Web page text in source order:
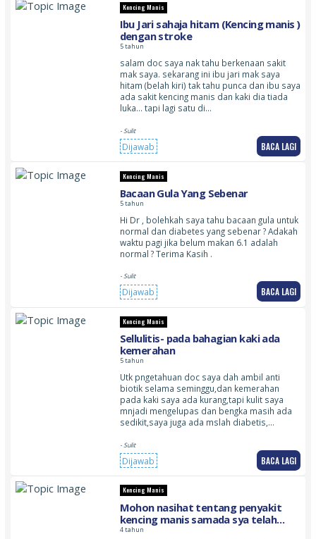
Kencing Manis
Ibu Jari sahaja hitam (Kencing manis )
dengan stroke
5 tahun
salam doc saya nak tahu berkenaan sakit
mak saya. sekarang ini ibu jari mak saya
hitam (belah kiri) tak tahu punca dan ibu saya
ada sakit kencing manis dan kaki dia tiada
luka… tapi lagi satu di…
- Sulit
Dijawab BACA LAGI
Kencing Manis
Bacaan Gula Yang Sebenar
5 tahun
Hi Dr , bolehkah saya tahu bacaan gula untuk
normal dan diabetes yang sebenar ? Adakah
waktu pagi jika belum makan 6.1 adalah
normal ? Terima Kasih .
- Sulit
Dijawab BACA LAGI
Kencing Manis
Sellulitis- pada bahagian kaki ada
kemerahan
5 tahun
Utk pngetahuan doc saya dah ambil anti
biotik selama seminggu,dan kemerahan
pada kaki saya ada kurang,tapi kulit saya
mnjadi mengelupas dan bengka masih ada
sedikit,saya juga ada mslah diabetis,…
- Sulit
Dijawab BACA LAGI
Kencing Manis
Mohon nasihat tentang penyakit
kencing manis samada sya telah
bebas dari penyakit ini
4 tahun